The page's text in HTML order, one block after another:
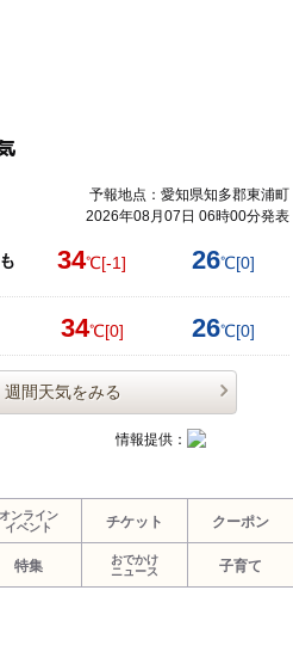
予報地点：愛知県知多郡東浦町
2026年08月07日 06時00分発表
34℃[-1] 26℃[0]
34℃[0] 26℃[0]
週間天気をみる
情報提供：
オンライン
イベント
チケット クーポン
特集
おでかけ
ニュース
子育て